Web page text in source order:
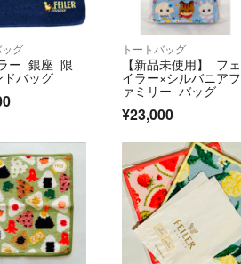
ッグ
ー 銀座 限
バッグ
トートバッグ
【新品未使用】 フェ
イラー×シルバニアフ
ァミリー バッグ
¥23,000